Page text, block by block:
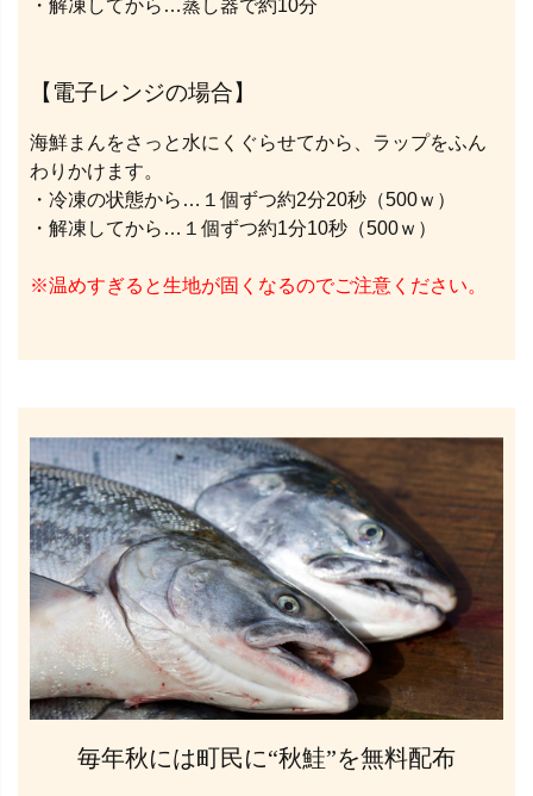
・解凍してから…蒸し器で約10分
【電子レンジの場合】
海鮮まんをさっと水にくぐらせてから、ラップをふん
わりかけます。
・冷凍の状態から…１個ずつ約2分20秒（500ｗ）
・解凍してから…１個ずつ約1分10秒（500ｗ）
※温めすぎると生地が固くなるのでご注意ください。
毎年秋には町民に“秋鮭”を無料配布